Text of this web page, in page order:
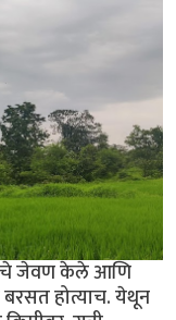
जेवण केले आणि
होत्याच. येथून